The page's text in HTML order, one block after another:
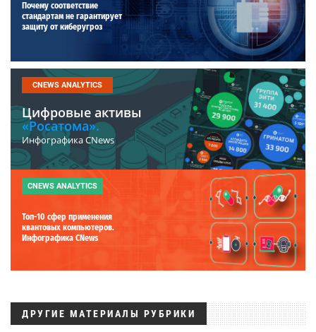
Почему соответствие
стандартам не гарантирует
защиту от киберугроз
CNEWS ANALYTICS
Цифровые активы
«Росатома».
Инфографика CNews
CNEWS ANALYTICS
Топ-10 сфер применения
квантовых компьютеров.
Инфографика CNews
ДРУГИЕ МАТЕРИАЛЫ РУБРИКИ